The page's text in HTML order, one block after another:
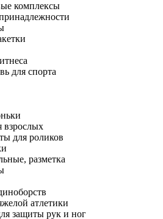
комплексы
для спорта
взрослых
для роликов
разметка
атлетики
защиты рук и ног